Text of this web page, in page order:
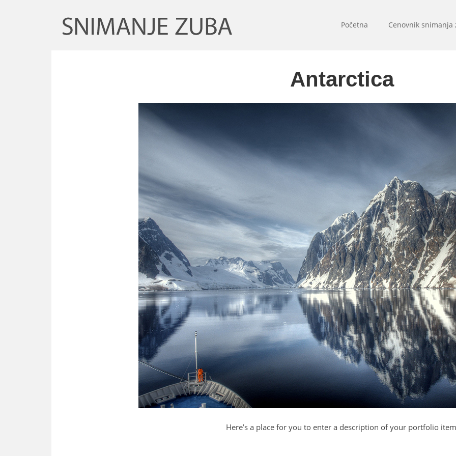
Početna Cenovnik snimanja
Antarctica
Here’s a place for you to enter a description of your portfolio